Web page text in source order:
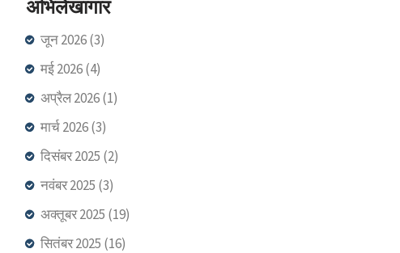
अभिलेखागार
जून 2026(3)
मई 2026(4)
अप्रैल 2026(1)
मार्च 2026(3)
दिसंबर 2025 (2)
नवंबर 2025 (3)
अक्तूबर 2025 (19)
सितंबर 2025 (16)